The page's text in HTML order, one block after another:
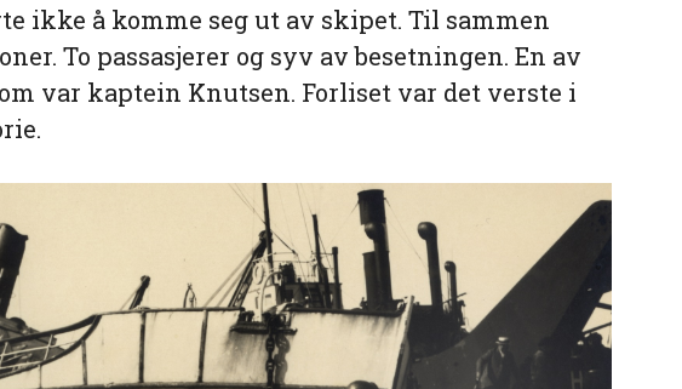
ikke å komme seg ut av skipet. Til sammen
To passasjerer og syv av besetningen. En av
var kaptein Knutsen. Forliset var det verste i